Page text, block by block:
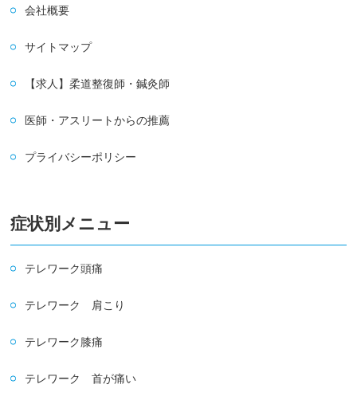
会社概要
サイトマップ
【求人】柔道整復師・鍼灸師
医師・アスリートからの推薦
プライバシーポリシー
症状別メニュー
テレワーク頭痛
テレワーク 肩こり
テレワーク膝痛
テレワーク 首が痛い